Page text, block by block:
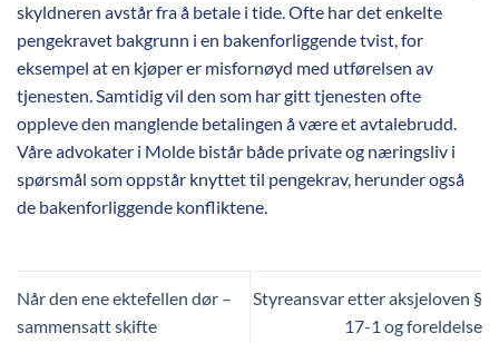
skyldneren avstår fra å betale i tide. Ofte har det enkelte
pengekravet bakgrunn i en bakenforliggende tvist, for
eksempel at en kjøper er misfornøyd med utførelsen av
tjenesten. Samtidig vil den som har gitt tjenesten ofte
oppleve den manglende betalingen å være et avtalebrudd.
Våre advokater i Molde bistår både private og næringsliv i
spørsmål som oppstår knyttet til pengekrav, herunder også
de bakenforliggende konfliktene.
Når den ene ektefellen dør –
sammensatt skifte
Styreansvar etter aksjeloven §
17-1 og foreldelse